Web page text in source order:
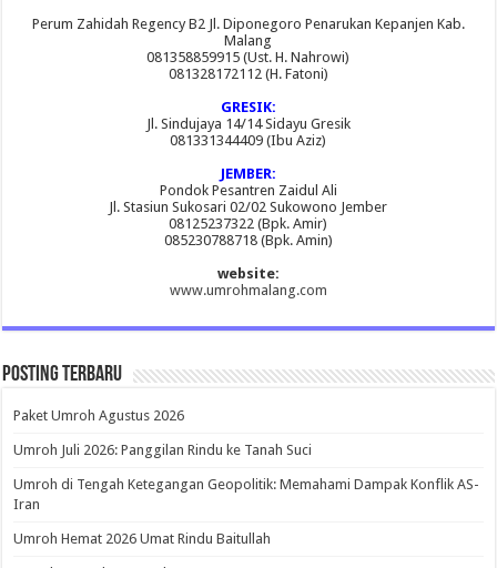
Perum Zahidah Regency B2 Jl. Diponegoro Penarukan Kepanjen Kab.
Malang
081358859915 (Ust. H. Nahrowi)
081328172112 (H. Fatoni)
GRESIK:
Jl. Sindujaya 14/14 Sidayu Gresik
081331344409 (Ibu Aziz)
JEMBER:
Pondok Pesantren Zaidul Ali
Jl. Stasiun Sukosari 02/02 Sukowono Jember
08125237322 (Bpk. Amir)
085230788718 (Bpk. Amin)
website:
www.umrohmalang.com
Posting Terbaru
Paket Umroh Agustus 2026
Umroh Juli 2026: Panggilan Rindu ke Tanah Suci
Umroh di Tengah Ketegangan Geopolitik: Memahami Dampak Konflik AS-
Iran
Umroh Hemat 2026 Umat Rindu Baitullah